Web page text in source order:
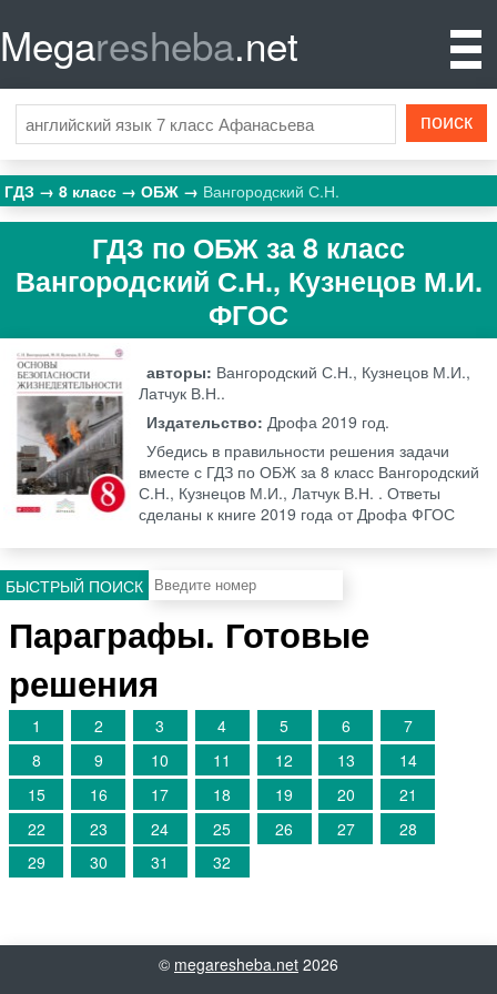
Megaresheba.net
ГДЗ 8 класс ОБЖ Вангородский С.Н.
ГДЗ по ОБЖ за 8 класс
Вангородский С.Н., Кузнецов М.И.
ФГОС
авторы: Вангородский С.Н., Кузнецов М.И.,
Латчук В.Н..
Издательство:Дрофа 2019 год.
Убедись в правильности решения задачи
вместе с ГДЗ по ОБЖ за 8 класс Вангородский
С.Н., Кузнецов М.И., Латчук В.Н. . Ответы
сделаны к книге 2019 года от Дрофа ФГОС
БЫСТРЫЙ ПОИСК
Параграфы. Готовые
решения
1 2 3 4 5 6
7
8
9 10 11 12 13
14
15
16 17 18 19 20
21
22
23 24 25 26 27
28
29
30 31 32
© megaresheba.net 2026